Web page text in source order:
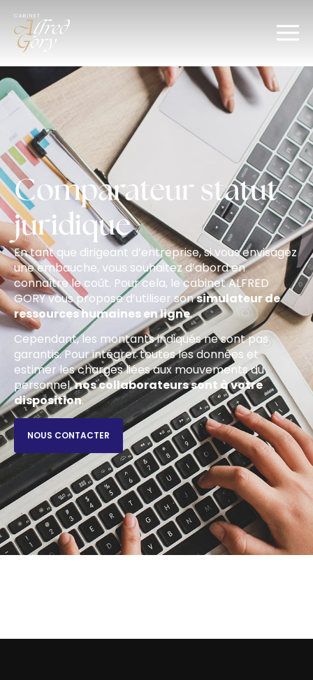
Comparateur statut
juridique
En tant que dirigeant d’entreprise, si vous envisagez
une embauche, vous souhaitez d’abord en
connaître le coût. Pour cela, le cabinet ALFRED
GORY vous propose d’utiliser sonsimulateur de
ressources humaines en ligne.
Cependant, les montants indiqués ne sont pas
garantis. Pour intégrer toutes les données et
estimer les charges liées aux mouvements du
personnel,nos collaborateurs sont à votre
disposition.
NOUS CONTACTER